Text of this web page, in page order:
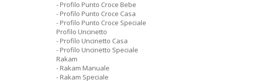
- Profilo Punto Croce Bebe
- Profilo Punto Croce Casa
- Profilo Punto Croce Speciale
Profilo Uncinetto
- Profilo Uncinetto Casa
- Profilo Uncinetto Speciale
Rakam
- Rakam Manuale
- Rakam Speciale